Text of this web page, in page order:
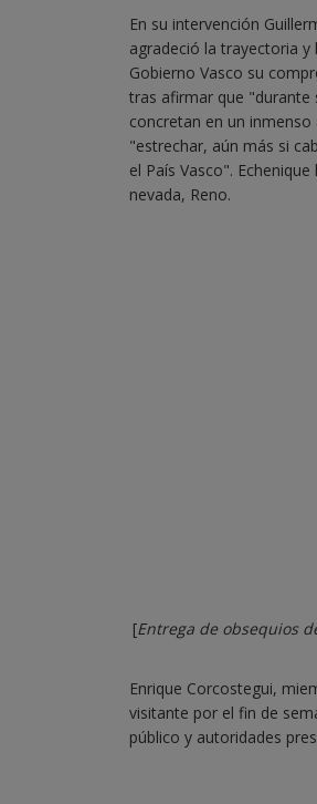
En su intervención
agradeció la trayectoria y
Gobierno Vasco su
tras afirmar que "durante
concretan en un
"estrechar, aún más si
el País Vasco".
nevada, Reno.
[Entrega de obsequios
Enrique Corcostegui,
visitante por el fin de
público y autoridades